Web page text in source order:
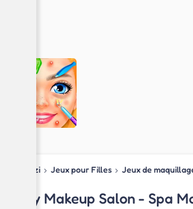
Blipzi › Jeux pour Filles › Jeux de
Diy Makeup Salon - Spa